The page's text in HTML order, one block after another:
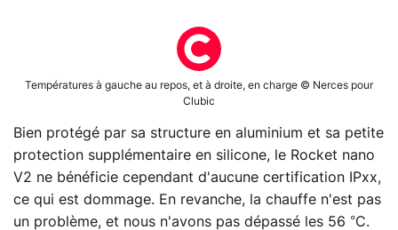
Températures à gauche au repos, et à droite, en charge © Nerces pour
Clubic
Bien protégé par sa structure en aluminium et sa petite
protection supplémentaire en silicone, le Rocket nano
V2 ne bénéficie cependant d'aucune certification IPxx,
ce qui est dommage. En revanche, la chauffe n'est pas
un problème, et nous n'avons pas dépassé les 56 °C.